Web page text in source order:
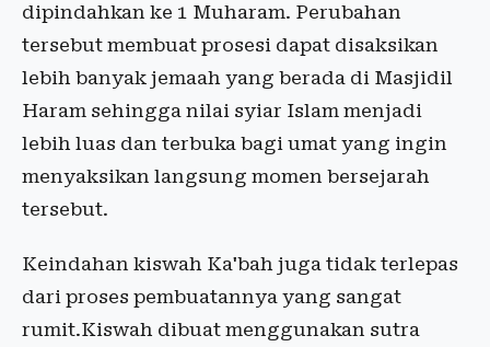
dipindahkan ke 1 Muharam. Perubahan
tersebut membuat prosesi dapat disaksikan
lebih banyak jemaah yang berada di Masjidil
Haram sehingga nilai syiar Islam menjadi
lebih luas dan terbuka bagi umat yang ingin
menyaksikan langsung momen bersejarah
tersebut.
Keindahan kiswah Ka'bah juga tidak terlepas
dari proses pembuatannya yang sangat
rumit.Kiswah dibuat menggunakan sutra